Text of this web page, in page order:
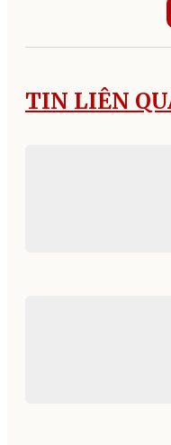
TIN LIÊN